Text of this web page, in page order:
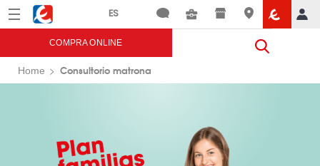
Menú Eroski
COMPRA ONLINE
Home Consultorio matrona